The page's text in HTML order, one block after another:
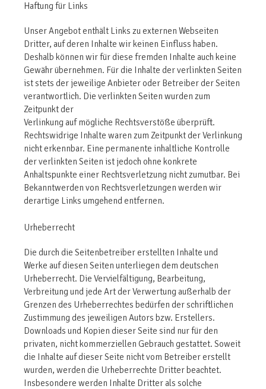
Haftung für Links
Unser Angebot enthält Links zu externen Webseiten
Dritter, auf deren Inhalte wir keinen Einfluss haben.
Deshalb können wir für diese fremden Inhalte auch keine
Gewähr übernehmen. Für die Inhalte der verlinkten Seiten
ist stets der jeweilige Anbieter oder Betreiber der Seiten
verantwortlich. Die verlinkten Seiten wurden zum
Zeitpunkt der
Verlinkung auf mögliche Rechtsverstöße überprüft.
Rechtswidrige Inhalte waren zum Zeitpunkt der Verlinkung
nicht erkennbar. Eine permanente inhaltliche Kontrolle
der verlinkten Seiten ist jedoch ohne konkrete
Anhaltspunkte einer Rechtsverletzung nicht zumutbar. Bei
Bekanntwerden von Rechtsverletzungen werden wir
derartige Links umgehend entfernen.
Urheberrecht
Die durch die Seitenbetreiber erstellten Inhalte und
Werke auf diesen Seiten unterliegen dem deutschen
Urheberrecht. Die Vervielfältigung, Bearbeitung,
Verbreitung und jede Art der Verwertung außerhalb der
Grenzen des Urheberrechtes bedürfen der schriftlichen
Zustimmung des jeweiligen Autors bzw. Erstellers.
Downloads und Kopien dieser Seite sind nur für den
privaten, nicht kommerziellen Gebrauch gestattet. Soweit
die Inhalte auf dieser Seite nicht vom Betreiber erstellt
wurden, werden die Urheberrechte Dritter beachtet.
Insbesondere werden Inhalte Dritter als solche